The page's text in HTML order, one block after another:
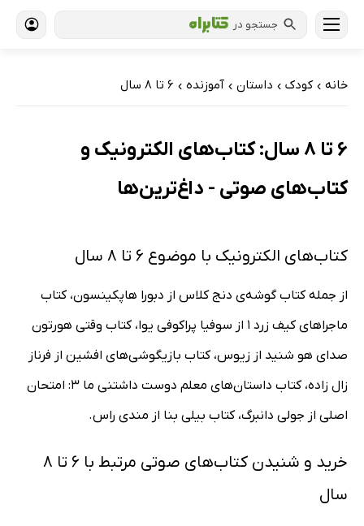
جستجو در
خانه › کودک › داستان › آموزنده › 6 تا 8 سال
6 تا 8 سال: کتاب‌های الکترونیک و
کتاب‌های صوتی - داغ‌ترین‌ها
کتاب‌های الکترونیک با موضوع 6 تا 8 سال
از جمله کتاب گوشه‌ی دنج کلاس از دبورا هاپکینسون، کتاب
ماجراهای کیف زرد 1 از سوفیا پراکوفی یوا، کتاب وقتی هورتون
صدای هو شنید از زیوس، کتاب بازیگوشی‌های افشین از فرناز
زال زاده، کتاب داستان‌های معلم دوست داشتنی ما 3: امتحان
اصلی از جولی دانبرگ، کتاب بیلی بنا از مندی راس.
خرید و شنیدن کتاب‌های صوتی مرتبط با 6 تا 8
سال